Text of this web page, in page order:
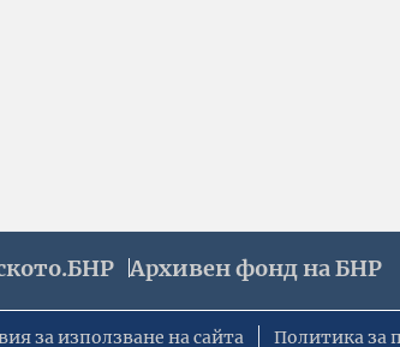
Архивен фонд на БНР
за използване на сайта Политика за